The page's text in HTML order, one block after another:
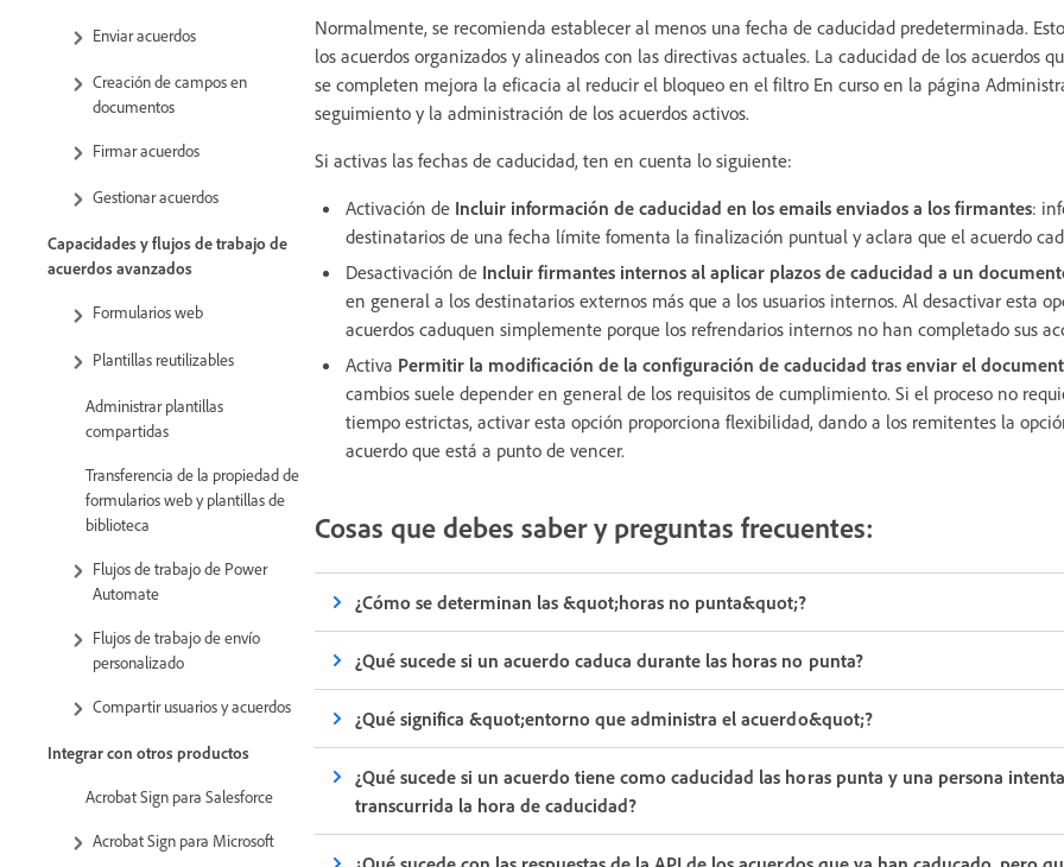
Enviar acuerdos
Creación de campos en
documentos
Firmar acuerdos
Gestionar acuerdos
Capacidades y flujos de trabajo de
acuerdos avanzados
Formularios web
Plantillas reutilizables
Administrar plantillas
compartidas
Transferencia de la propiedad de
formularios web y plantillas de
biblioteca
Flujos de trabajo de Power
Automate
Flujos de trabajo de envío
personalizado
Compartir usuarios y acuerdos
Integrar con otros productos
Acrobat Sign para Salesforce
Acrobat Sign para Microsoft
Normalmente, se recomienda establecer al menos una fecha de caducidad predeterminada.
los acuerdos organizados y alineados con las directivas actuales. La caducidad de los acuerdos
se completen mejora la eficacia al reducir el bloqueo en el filtro En curso en la página
seguimiento y la administración de los acuerdos activos.
Si activas las fechas de caducidad, ten en cuenta lo siguiente:
Activación de Incluir información de caducidad en los emails enviados a los firmantes:
destinatarios de una fecha límite fomenta la finalización puntual y aclara que el acuerdo
Desactivación de Incluir firmantes internos al aplicar plazos de caducidad a un
en general a los destinatarios externos más que a los usuarios internos. Al desactivar esta
acuerdos caduquen simplemente porque los refrendarios internos no han completado sus
Activa Permitir la modificación de la configuración de caducidad tras enviar el
cambios suele depender en general de los requisitos de cumplimiento. Si el proceso no
tiempo estrictas, activar esta opción proporciona flexibilidad, dando a los remitentes la
acuerdo que está a punto de vencer.
Cosas que debes saber y preguntas frecuentes:
¿Cómo se determinan las &quot;horas no punta&quot;?
¿Qué sucede si un acuerdo caduca durante las horas no punta?
¿Qué significa &quot;entorno que administra el acuerdo&quot;?
¿Qué sucede si un acuerdo tiene como caducidad las horas punta y una persona
transcurrida la hora de caducidad?